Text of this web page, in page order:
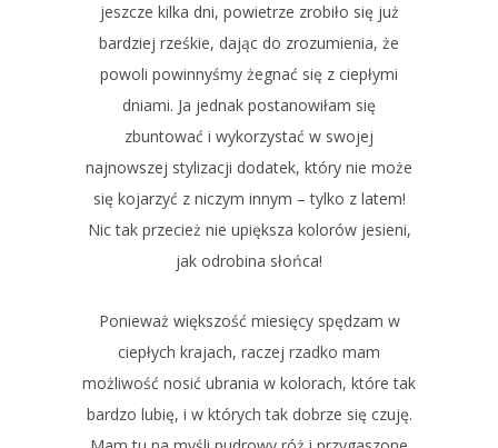
jeszcze kilka dni, powietrze zrobiło się już
bardziej rześkie, dając do zrozumienia, że
powoli powinnyśmy żegnać się z ciepłymi
dniami. Ja jednak postanowiłam się
zbuntować i wykorzystać w swojej
najnowszej stylizacji dodatek, który nie może
się kojarzyć z niczym innym – tylko z latem!
Nic tak przecież nie upiększa kolorów jesieni,
jak odrobina słońca!
Ponieważ większość miesięcy spędzam w
ciepłych krajach, raczej rzadko mam
możliwość nosić ubrania w kolorach, które tak
bardzo lubię, i w których tak dobrze się czuję.